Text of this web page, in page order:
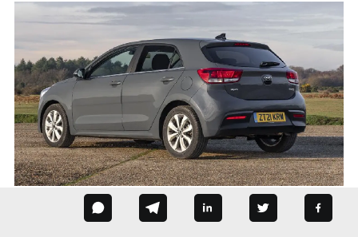
شركة الوطنية العربية للسيارات